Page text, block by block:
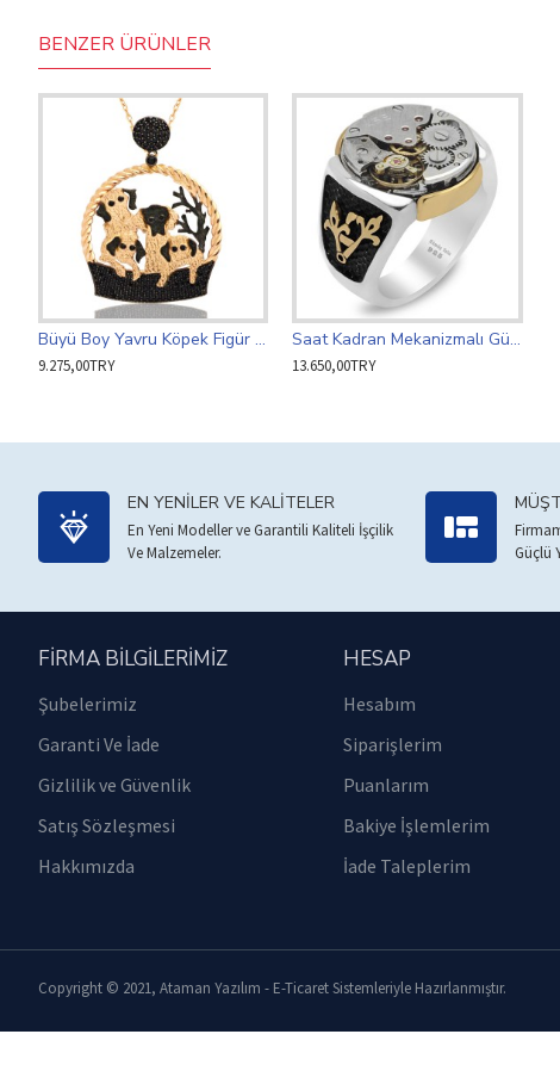
BENZER ÜRÜNLER
Büyü Boy Yavru Köpek Figür Rose Gümüş Kadın Kolye 925 Ayar
9.275,00TRY
Saat Kadran Mekanizmalı Gümüş Erkek Yüzük 925 Ayar
13.650,00TRY
EN YENILER VE KALITELER
En Yeni Modeller ve Garantili Kaliteli İşçilik
Ve Malzemeler.
Güçlü
FIRMA BILGILERIMIZ
Şubelerimiz
Garanti Ve İade
Gizlilik ve Güvenlik
Satış Sözleşmesi
Hakkımızda
HESAP
Hesabım
Siparişlerim
Puanlarım
Bakiye İşlemlerim
İade Taleplerim
Copyright © 2021, Ataman Yazılım - E-Ticaret Sistemleriyle Hazırlanmıştır.